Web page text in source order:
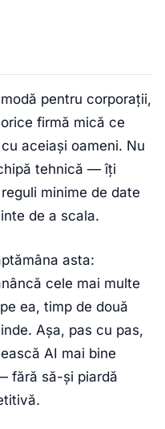
pentru corporații,
firmă mică ce
aceiași oameni. Nu
tehnică — îți
minime de date
de a scala.
asta:
cele mai multe
ea, timp de două
Așa, pas cu pas,
AI mai bine
fără să-și piardă